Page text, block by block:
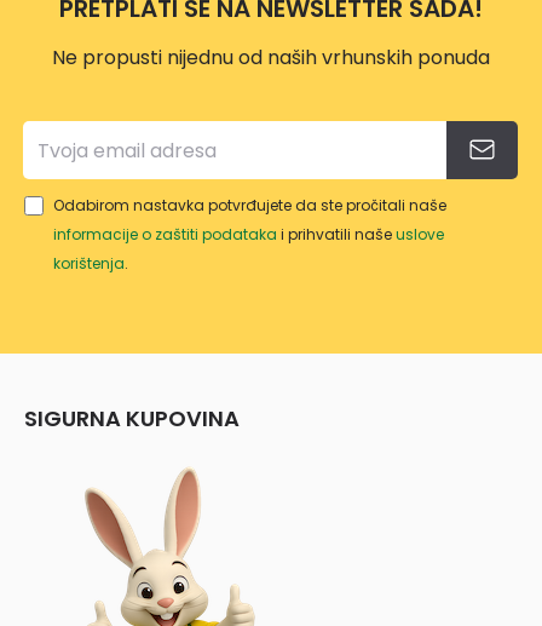
PRETPLATI SE NA NEWSLETTER SADA!
Ne propusti nijednu od naših vrhunskih ponuda
Odabirom nastavka potvrđujete da ste pročitali naše
informacije o zaštiti podataka i prihvatili našeuslove
korištenja.
SIGURNA KUPOVINA